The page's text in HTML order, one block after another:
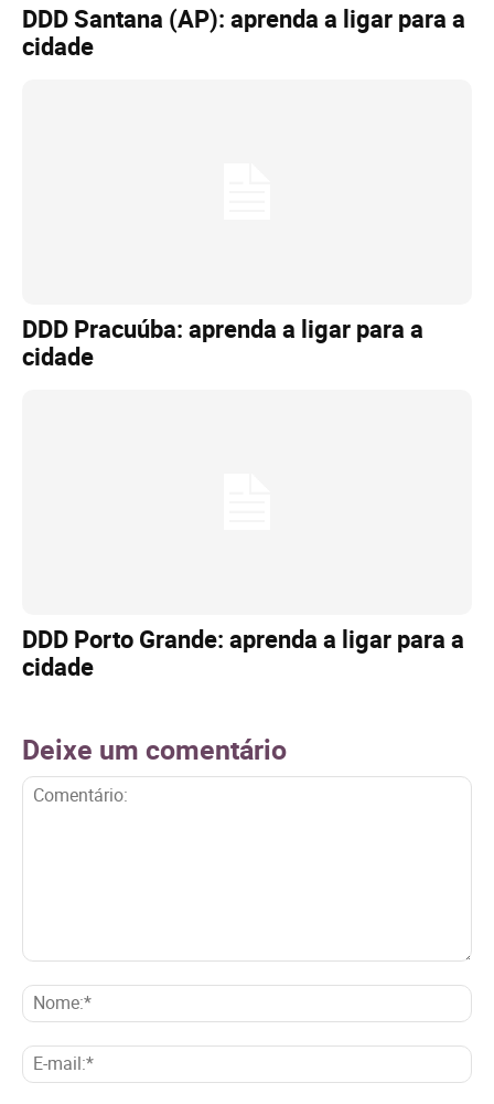
DDD Santana (AP): aprenda a ligar para a
cidade
DDD Pracuúba: aprenda a ligar para a
cidade
DDD Porto Grande: aprenda a ligar para a
cidade
Deixe um comentário
E-